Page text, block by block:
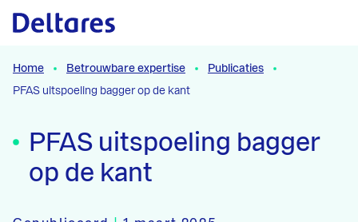
Naar hoofdcontent
Home Betrouwbare expertise
Publicaties
PFAS uitspoeling bagger op de kant
PFAS uitspoeling bagger
op de kant